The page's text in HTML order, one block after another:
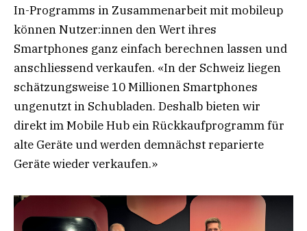
In-Programms in Zusammenarbeit mit mobileup
können Nutzer:innen den Wert ihres
Smartphones ganz einfach berechnen lassen und
anschliessend verkaufen. «In der Schweiz liegen
schätzungsweise 10 Millionen Smartphones
ungenutzt in Schubladen. Deshalb bieten wir
direkt im Mobile Hub ein Rückkaufprogramm für
alte Geräte und werden demnächst reparierte
Geräte wieder verkaufen.»